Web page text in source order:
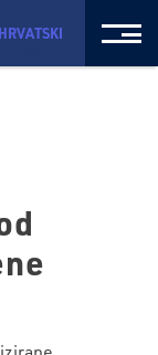
HRVATSKI